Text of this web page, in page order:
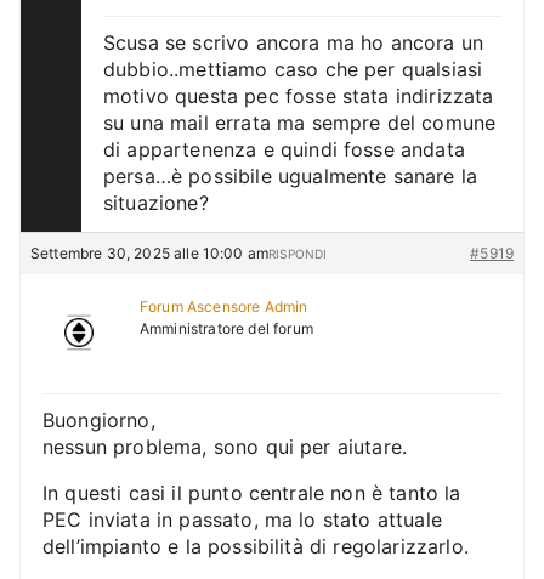
Scusa se scrivo ancora ma ho ancora un
dubbio..mettiamo caso che per qualsiasi
motivo questa pec fosse stata indirizzata
su una mail errata ma sempre del comune
di appartenenza e quindi fosse andata
persa…è possibile ugualmente sanare la
situazione?
Settembre 30, 2025 alle 10:00 am #5919
RISPONDI
Forum Ascensore Admin
Amministratore del forum
Buongiorno,
nessun problema, sono qui per aiutare.
In questi casi il punto centrale non è tanto la
PEC inviata in passato, ma lo stato attuale
dell’impianto e la possibilità di regolarizzarlo.